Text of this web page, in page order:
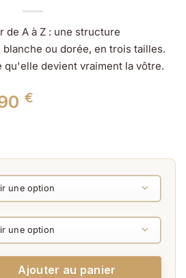
de A à Z : une structure
ou dorée, en trois tailles.
devient vraiment la vôtre.
€
Mariage Originale
Ajouter au panier